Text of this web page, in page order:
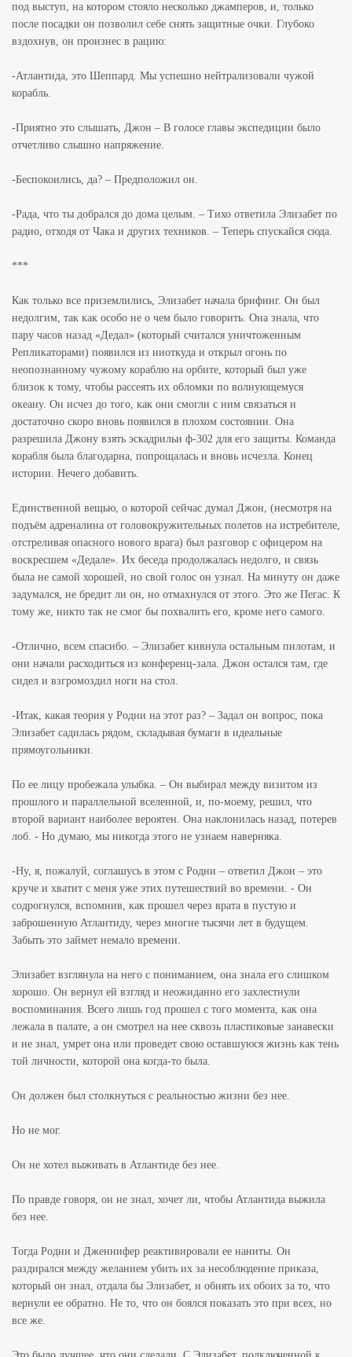
под выступ, на котором стояло несколько джамперов, и, только
после посадки он позволил себе снять защитные очки. Глубоко
вздохнув, он произнес в рацию:
-Атлантида, это Шеппард. Мы успешно нейтрализовали чужой
корабль.
-Приятно это слышать, Джон – В голосе главы экспедиции было
отчетливо слышно напряжение.
-Беспокоились, да? – Предположил он.
-Рада, что ты добрался до дома целым. – Тихо ответила Элизабет по
радио, отходя от Чака и других техников. – Теперь спускайся сюда.
***
Как только все приземлились, Элизабет начала брифинг. Он был
недолгим, так как особо не о чем было говорить. Она знала, что
пару часов назад «Дедал» (который считался уничтоженным
Репликаторами) появился из ниоткуда и открыл огонь по
неопознанному чужому кораблю на орбите, который был уже
близок к тому, чтобы рассеять их обломки по волнующемуся
океану. Он исчез до того, как они смогли с ним связаться и
достаточно скоро вновь появился в плохом состоянии. Она
разрешила Джону взять эскадрильи ф-302 для его защиты. Команда
корабля была благодарна, попрощалась и вновь исчезла. Конец
истории. Нечего добавить.
Единственной вещью, о которой сейчас думал Джон, (несмотря на
подъём адреналина от головокружительных полетов на истребителе,
отстреливая опасного нового врага) был разговор с офицером на
воскресшем «Дедале». Их беседа продолжалась недолго, и связь
была не самой хорошей, но свой голос он узнал. На минуту он даже
задумался, не бредит ли он, но отмахнулся от этого. Это же Пегас. К
тому же, никто так не смог бы похвалить его, кроме него самого.
-Отлично, всем спасибо. – Элизабет кивнула остальным пилотам, и
они начали расходиться из конференц-зала. Джон остался там, где
сидел и взгромоздил ноги на стол.
-Итак, какая теория у Родни на этот раз? – Задал он вопрос, пока
Элизабет садилась рядом, складывая бумаги в идеальные
прямоугольники.
По ее лицу пробежала улыбка. – Он выбирал между визитом из
прошлого и параллельной вселенной, и, по-моему, решил, что
второй вариант наиболее вероятен. Она наклонилась назад, потерев
лоб. - Но думаю, мы никогда этого не узнаем наверняка.
-Ну, я, пожалуй, соглашусь в этом с Родни – ответил Джон – это
круче и хватит с меня уже этих путешествий во времени. - Он
содрогнулся, вспомнив, как прошел через врата в пустую и
заброшенную Атлантиду, через многие тысячи лет в будущем.
Забыть это займет немало времени.
Элизабет взглянула на него с пониманием, она знала его слишком
хорошо. Он вернул ей взгляд и неожиданно его захлестнули
воспоминания. Всего лишь год прошел с того момента, как она
лежала в палате, а он смотрел на нее сквозь пластиковые занавески
и не знал, умрет она или проведет свою оставшуюся жизнь как тень
той личности, которой она когда-то была.
Он должен был столкнуться с реальностью жизни без нее.
Но не мог.
Он не хотел выживать в Атлантиде без нее.
По правде говоря, он не знал, хочет ли, чтобы Атлантида выжила
без нее.
Тогда Родни и Дженнифер реактивировали ее наниты. Он
раздирался между желанием убить их за несоблюдение приказа,
который он знал, отдала бы Элизабет, и обнять их обоих за то, что
вернули ее обратно. Не то, что он боялся показать это при всех, но
все же.